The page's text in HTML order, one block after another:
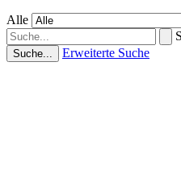
Alle
Suche... Erweiterte Suche